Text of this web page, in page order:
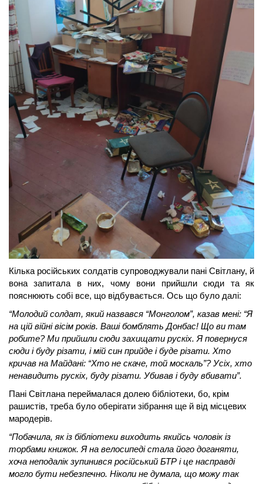
Кілька російських солдатів супроводжували пані Світлану, й
вона запитала в них, чому вони прийшли сюди та як
пояснюють собі все, що відбувається. Ось що було далі:
“Молодий солдат, який назвався “Монголом”, казав мені: “Я
на цій війні вісім років. Ваші бомблять Донбас! Що ви там
робите? Ми прийшли сюди захищати рускіх. Я повернуся
сюди і буду різати, і мій син прийде і буде різати. Хто
кричав на Майдані: “Хто не скаче, той москаль”? Усіх, хто
ненавидить рускіх, буду різати. Убивав і буду вбивати”.
Пані Світлана переймалася долею бібліотеки, бо, крім
рашистів, треба було оберігати зібрання ще й від місцевих
мародерів.
“Побачила, як із бібліотеки виходить якийсь чоловік із
торбами книжок. Я на велосипеді стала його доганяти,
хоча неподалік зупинився російський БТР і це насправді
могло бути небезпечно. Ніколи не думала, що можу так